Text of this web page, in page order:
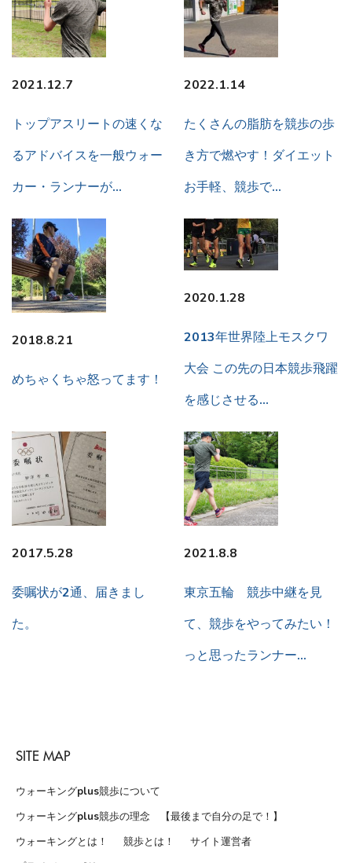
2021.12.7
トップアスリートの速くな
るアドバイスを一般ウォー
カー・ランナーが…
2022.1.14
たくさんの脂肪を競歩の歩
き方で燃やす！ダイエット
お手軽、競歩で…
2018.8.21
めちゃくちゃ怒ってます！
2020.1.28
2013年世界陸上モスクワ
大会 この先の日本競歩飛躍
を感じさせる…
2017.5.28
委嘱状が2通、届きまし
た。
2021.8.8
東京五輪 競歩中継を見
て、競歩をやってみたい！
っと思ったランナー…
SITE MAP
ウォーキングplus競歩について
ウォーキングplus競歩の理念 【最後まで自分の足で！】
ウォーキングとは！
競歩とは！
サイト運営者